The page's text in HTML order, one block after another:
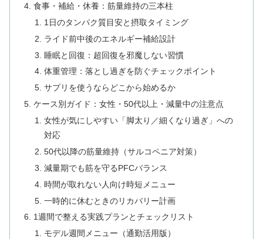
食事・補給・休養：筋量維持の三本柱
1日のタンパク質目安と摂取タイミング
ライド前中後のエネルギー補給設計
睡眠と回復：超回復を邪魔しない習慣
体重管理：落とし過ぎを防ぐチェックポイント
サプリを使うならどこから始めるか
ケース別ガイド：女性・50代以上・減量中の注意点
女性が気にしやすい「脚太り／細くなり過ぎ」への
対応
50代以降の筋量維持（サルコペニア対策）
減量期でも筋を守るPFCバランス
時間が取れない人向け時短メニュー
一時的に休むときのリカバリー計画
1週間で整える実践プランとチェックリスト
モデル週間メニュー（通勤活用版）